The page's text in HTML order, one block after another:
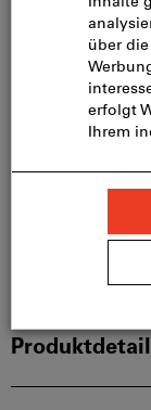
Lieferung in 3
Bitte